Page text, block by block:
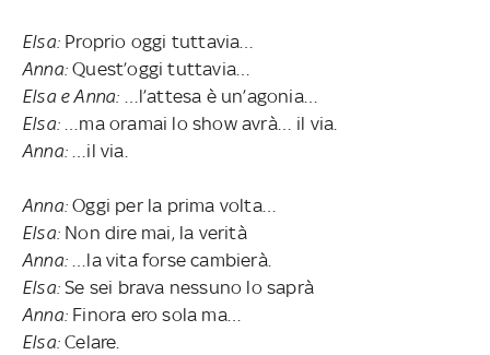
Elsa:Proprio oggi tuttavia…
Anna:Quest’oggi tuttavia…
Elsa e Anna: …l’attesa è un’agonia…
Elsa:…ma oramai lo show avrà… il via.
Anna:…il via.
Anna:Oggi per la prima volta…
Elsa:Non dire mai, la verità
Anna:…la vita forse cambierà.
Elsa:Se sei brava nessuno lo saprà
Anna:Finora ero sola ma…
Elsa:Celare.